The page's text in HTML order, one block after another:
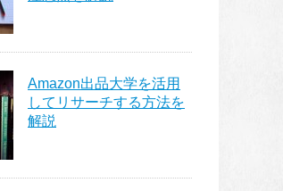
Amazon出品大学を活用
してリサーチする方法を
解説